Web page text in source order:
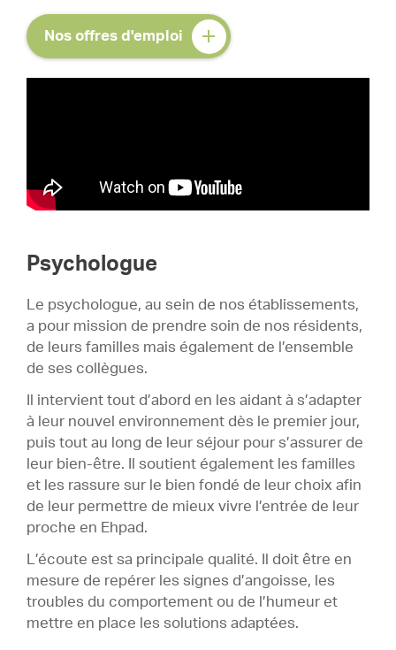
Nos offres d'emploi
Psychologue
Le psychologue, au sein de nos établissements,
a pour mission de prendre soin de nos résidents,
de leurs familles mais également de l’ensemble
de ses collègues.
Il intervient tout d’abord en les aidant à s’adapter
à leur nouvel environnement dès le premier jour,
puis tout au long de leur séjour pour s’assurer de
leur bien-être. Il soutient également les familles
et les rassure sur le bien fondé de leur choix afin
de leur permettre de mieux vivre l’entrée de leur
proche en Ehpad.
L’écoute est sa principale qualité. Il doit être en
mesure de repérer les signes d’angoisse, les
troubles du comportement ou de l’humeur et
mettre en place les solutions adaptées.